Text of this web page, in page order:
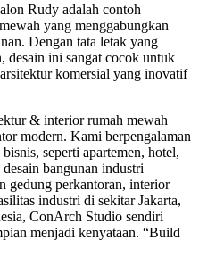
Rudy adalah contoh
yang menggabungkan
Dengan tata letak yang
desain ini sangat cocok untuk
komersial yang inovatif
& interior rumah mewah
modern. Kami berpengalaman
seperti apartemen, hotel,
bangunan industri
gedung perkantoran, interior
industri di sekitar Jakarta,
ConArch Studio sendiri
menjadi kenyataan. “Build